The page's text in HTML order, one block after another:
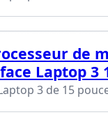
de
Laptop 3
3 de 15